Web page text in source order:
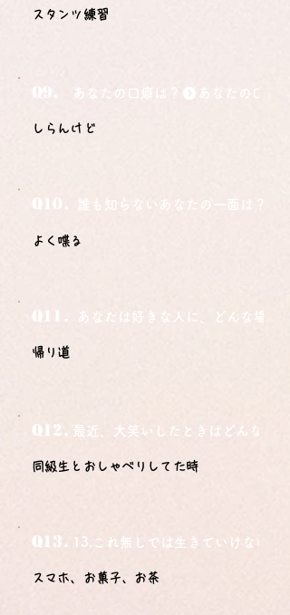
スタンツ練習
あなたの口癖は？
しらんけど
Q10. 誰も知らないあなたの一面は？
よく喋る
Q11. あなたは好きな人に、どんな場所
帰り道
Q12. 最近、大笑いしたときはどんな時？
同級生とおしゃべりしてた時
Q13. 13.これ無しでは生きていけないモ
スマホ、お菓子、お茶